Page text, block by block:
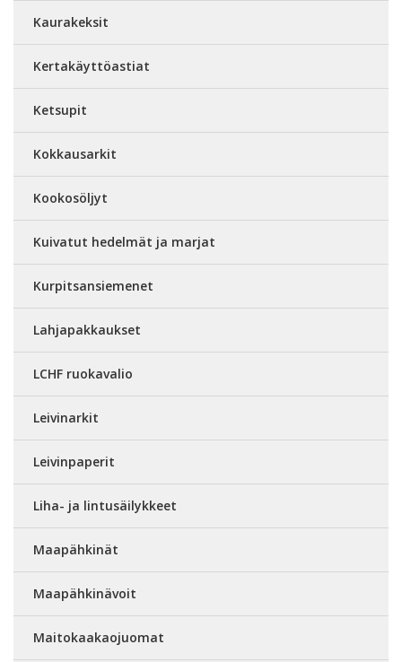
Kaurakeksit
Kertakäyttöastiat
Ketsupit
Kokkausarkit
Kookosöljyt
Kuivatut hedelmät ja marjat
Kurpitsansiemenet
Lahjapakkaukset
LCHF ruokavalio
Leivinarkit
Leivinpaperit
Liha- ja lintusäilykkeet
Maapähkinät
Maapähkinävoit
Maitokaakaojuomat